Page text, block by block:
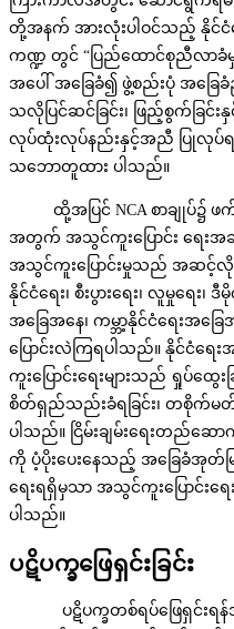
တို့အနက် အားလုံးပါဝင်သည့် နိုင်ငံရေ
ကဏ္ဍ တွင် “ပြည်ထောင်စုညီလာခံ
အပေါ် အခြေခံ၍ ဖွဲ့စည်းပုံ အခြေ
သလိုပြင်ဆင်ခြင်း၊ ဖြည့်စွက်ခြင်းနှ
လုပ်ထုံးလုပ်နည်းနှင့်အညီ ပြုလု
သဘောတူထား ပါသည်။
ထို့အပြင် NCA စာချုပ်၌ ဖက်
အတွက် အသွင်ကူးပြောင်း ရေးအဆ
အသွင်ကူးပြောင်းမှုသည် အဆင့်လို
နိုင်ငံရေး၊ စီးပွားရေး၊ လူမှုရေ
အခြေအနေ၊ ကမ္ဘာ့နိုင်ငံရေးအခ
ပြောင်းလဲကြရပါသည်။ နိုင်ငံရ
ကူးပြောင်းရေးများသည် ရှုပ်ထွေးခ
စိတ်ရှည်သည်းခံရခြင်း၊ တစိုက်မ
ပါသည်။ ငြိမ်းချမ်းရေးတည်ဆေ
ကို ပံ့ပိုးပေးနေသည့် အခြေခံအုတ်မ
ရေးရရှိမှသာ အသွင်ကူးပြောင်းရ
ပါသည်။
ပဋိပက္ခဖြေရှင်းခြင်း
ပဋိပက္ခတစ်ရပ်ဖြေရှင်းရန်အ